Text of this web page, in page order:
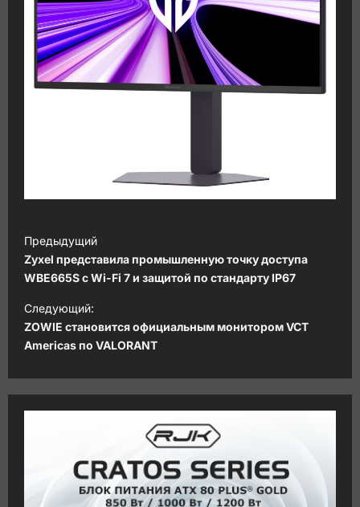
а
в
и
г
а
ц
Предыдущий
Zyxel представила промышленную точку доступа
WBE665S с Wi-Fi 7 и защитой по стандарту IP67
Следующий:
ZOWIE становится официальным монитором VCT
Americas по VALORANT